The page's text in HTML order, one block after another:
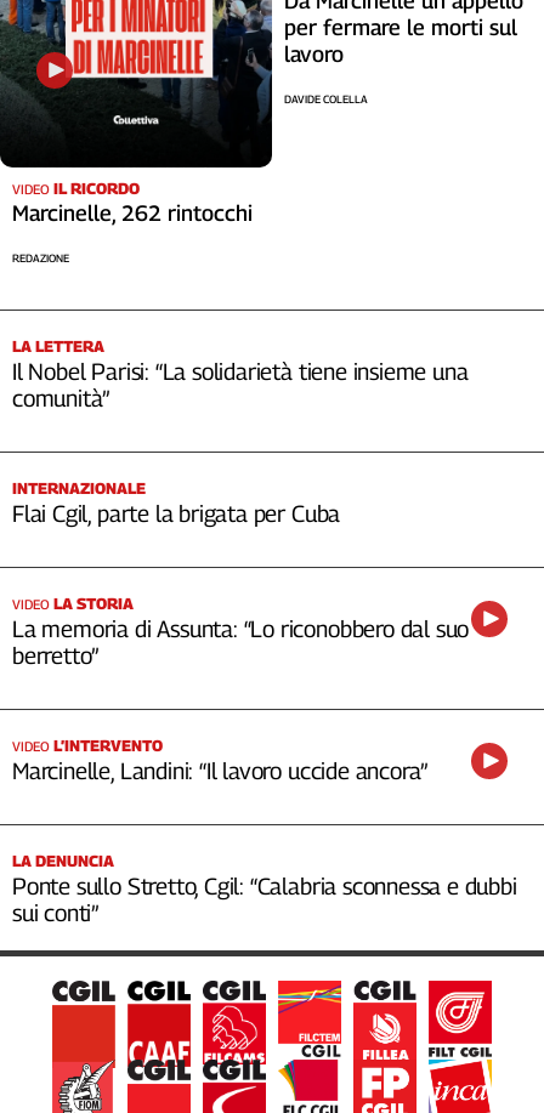
VIDEO IL RICORDO
Marcinelle, 262 rintocchi
REDAZIONE
per fermare le morti sul
lavoro
DAVIDE COLELLA
LA LETTERA
Il Nobel Parisi: “La solidarietà tiene insieme una
comunità”
INTERNAZIONALE
Flai Cgil, parte la brigata per Cuba
VIDEO LA STORIA
La memoria di Assunta: “Lo riconobbero dal suo
berretto”
VIDEO L’INTERVENTO
Marcinelle, Landini: “Il lavoro uccide ancora”
LA DENUNCIA
Ponte sullo Stretto, Cgil: “Calabria sconnessa e dubbi
sui conti”